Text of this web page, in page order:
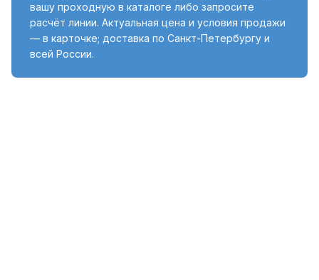
вашу проходную в каталоге либо запросите
расчёт линии. Актуальная цена и условия продажи
— в карточке; доставка по Санкт-Петербургу и
всей России.